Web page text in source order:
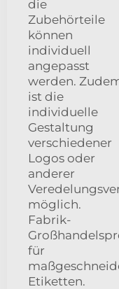
die
Zubehörteile
können
individuell
angepasst
werden.
ist die
individuelle
Gestaltung
verschiedener
Logos oder
anderer
möglich.
Fabrik-
für
Etiketten.